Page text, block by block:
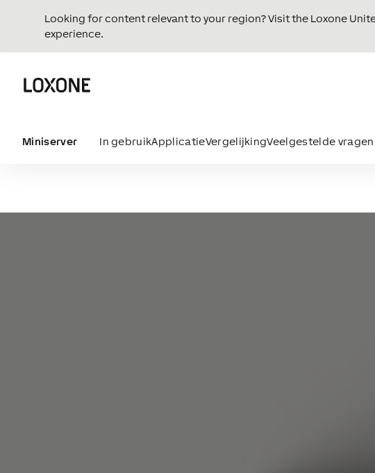
Looking for content relevant to your region? Visit the Loxone
experience.
Miniserver In gebruikApplicatieVergelijkingVeelgestelde vragen